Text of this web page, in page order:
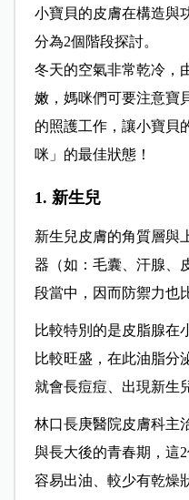
小寶貝的皮膚在構造與
分為2個階段探討。
冬天的空氣非常乾冷，
嫩，媽咪們可要注意寶
的照護工作，讓小寶貝
咪」的最佳狀態！
1. 新生兒
新生兒皮膚的角質層與
器（如：毛囊、汗腺、
段當中，因而防禦力也
比較特別的是皮脂腺在
比較旺盛，在此油脂分
就會長痘痘、出現新生
林口長庚醫院皮膚科主
與長大後的青春期，這
容易出油、較少有乾燥